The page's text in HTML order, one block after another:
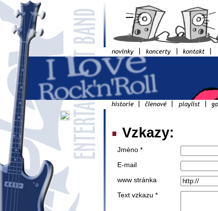
Vzkazy:
Jméno *
E-mail
www stránka
Text vzkazu *